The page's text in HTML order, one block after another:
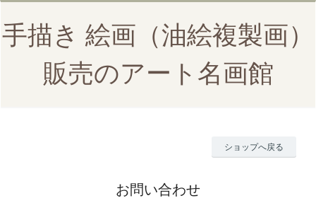
手描き 絵画（油絵複製画）
販売のアート名画館
ショップへ戻る
お問い合わせ